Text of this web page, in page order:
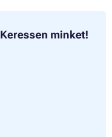
Keressen minket!